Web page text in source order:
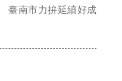
臺南市力拚延續好成